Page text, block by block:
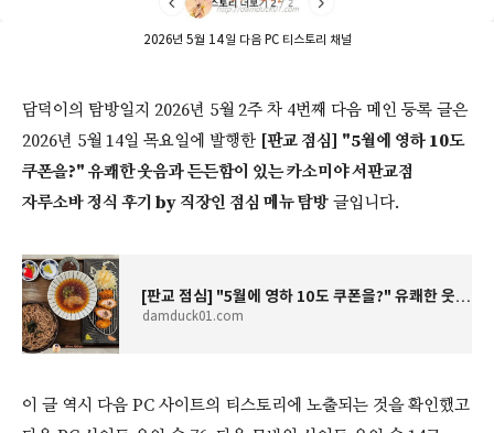
2026년 5월 14일 다음 PC 티스토리 채널
담덕이의 탐방일지 2026년 5월 2주 차 4번째 다음 메인 등록 글은
2026년 5월 14일 목요일에 발행한 [판교 점심] "5월에 영하 10도
쿠폰을?" 유쾌한 웃음과 든든함이 있는 카소미야 서판교점
자루소바 정식 후기 by 직장인 점심 메뉴 탐방 글입니다.
[판교 점심] "5월에 영하 10도 쿠폰을?" 유쾌한 웃음과 든든함이 있는 카소미야 서판교점 자루소바
damduck01.com
이 글 역시 다음 PC 사이트의 티스토리에 노출되는 것을 확인했고